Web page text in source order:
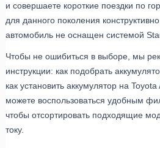
и совершаете короткие поездки по
для данного поколения
автомобиль не оснащен системой
Чтобы не ошибиться в выборе, мы
инструкции: как подобрать
как установить аккумулятор на
можете воспользоваться удобным
чтобы отсортировать подходящие
току.